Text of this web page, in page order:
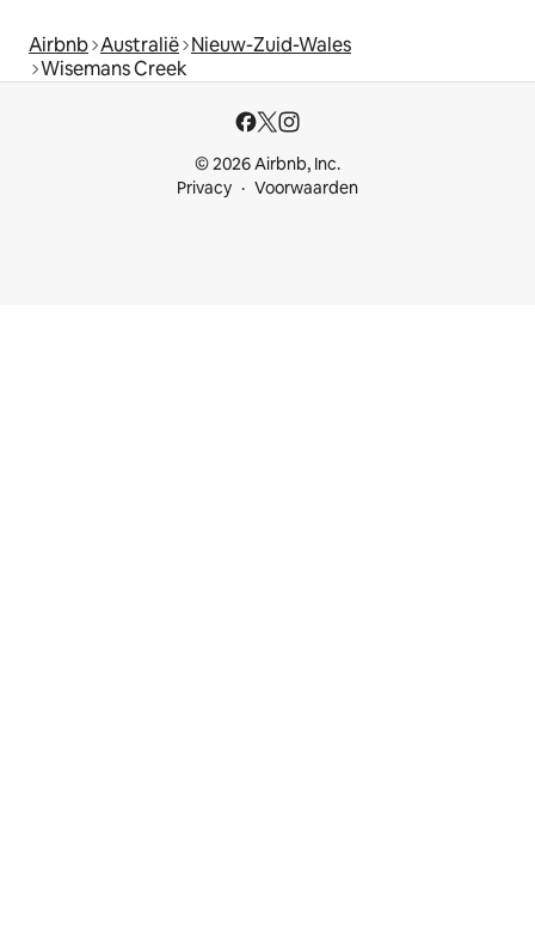
Airbnb Australië Nieuw-Zuid-Wales
Wisemans Creek
© 2026 Airbnb, Inc.
Privacy
Voorwaarden